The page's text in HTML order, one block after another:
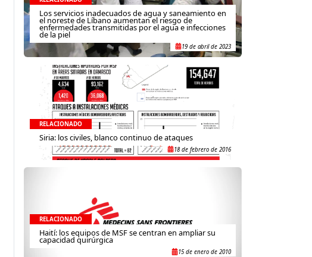
Los servicios inadecuados de agua y saneamiento en
el noreste de Líbano aumentan el riesgo de
enfermedades transmitidas por el agua e infecciones
de la piel
19 de abril de 2023
RELACIONADO
Siria: los civiles, blanco continuo de ataques
18 de febrero de 2016
RELACIONADO
Haití: los equipos de MSF se centran en ampliar su
capacidad quirúrgica
15 de enero de 2010